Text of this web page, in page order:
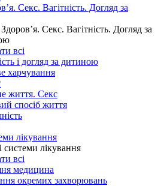
Секс. Вагітність. Догляд за
Секс. Вагітність. Догляд за
всі
і догляд за дитиною
харчування
життя. Секс
спосіб життя
лікування
системи лікування
всі
медицина
окремих захворювань